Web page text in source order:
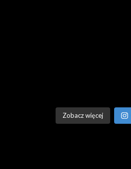
Zobacz więcej